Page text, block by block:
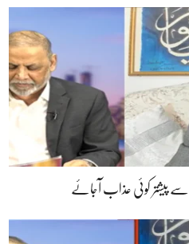
پیشتر کوئی عذاب آجائے